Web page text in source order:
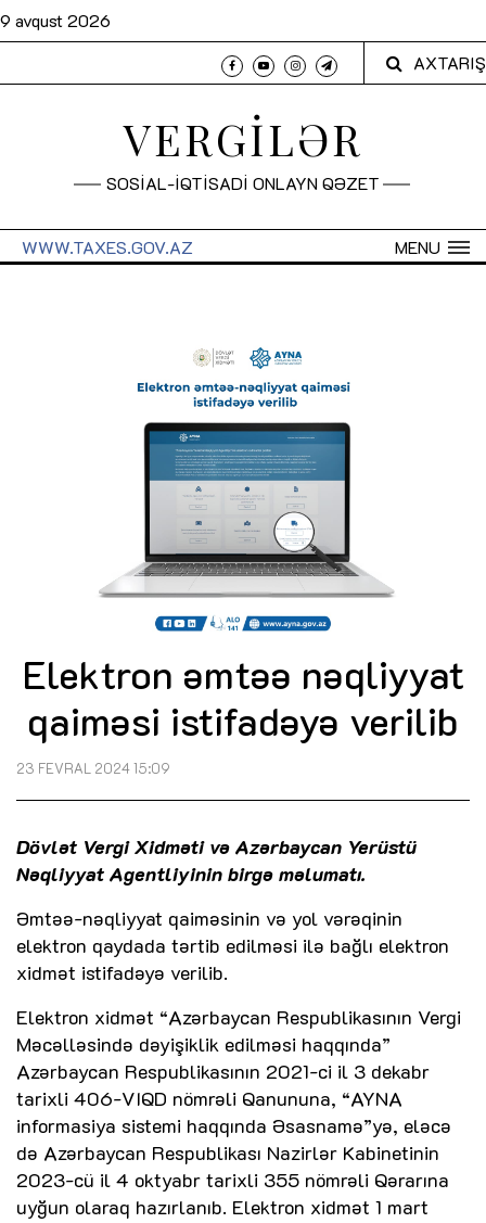
9 avqust 2026
AXTARIŞ
VERGİLƏR
SOSİAL-İQTİSADİ ONLAYN QƏZET
MENU
WWW.TAXES.GOV.AZ
Elektron əmtəə nəqliyyat
qaiməsi istifadəyə verilib
23 FEVRAL 2024 15:09
Dövlət Vergi Xidməti və Azərbaycan Yerüstü
Nəqliyyat Agentliyinin birgə məlumatı.
Əmtəə-nəqliyyat qaiməsinin və yol vərəqinin
elektron qaydada tərtib edilməsi ilə bağlı elektron
xidmət istifadəyə verilib.
Elektron xidmət “Azərbaycan Respublikasının Vergi
Məcəlləsində dəyişiklik edilməsi haqqında”
Azərbaycan Respublikasının 2021-ci il 3 dekabr
tarixli 406-VIQD nömrəli Qanununa, “AYNA
informasiya sistemi haqqında Əsasnamə”yə, eləcə
də Azərbaycan Respublikası Nazirlər Kabinetinin
2023-cü il 4 oktyabr tarixli 355 nömrəli Qərarına
uyğun olaraq hazırlanıb. Elektron xidmət 1 mart